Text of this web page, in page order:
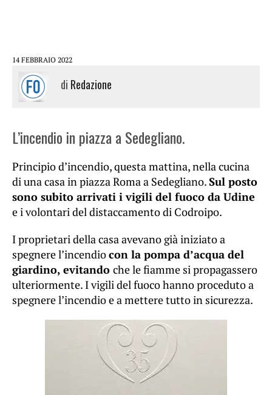
14 FEBBRAIO 2022
di Redazione
L’incendio in piazza a Sedegliano.
Principio d’incendio, questa mattina, nella cucina
di una casa in piazza Roma a Sedegliano.Sul posto
sono subito arrivati i vigili del fuoco da Udine
e i volontari del distaccamento di Codroipo.
I proprietari della casa avevano già iniziato a
spegnere l’incendiocon la pompa d’acqua del
giardino, evitando che le fiamme si propagassero
ulteriormente. I vigili del fuoco hanno proceduto a
spegnere l’incendio e a mettere tutto in sicurezza.